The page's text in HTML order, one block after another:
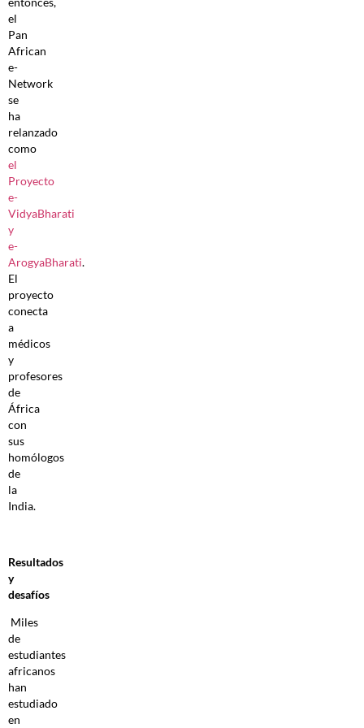
el
Pan
African
e-
Network
se
ha
relanzado
como
el
Proyecto
e-
VidyaBharati
y
e-
ArogyaBharati.
El
proyecto
conecta
a
médicos
y
profesores
de
África
con
sus
homólogos
de
la
India.
Resultados
y
desafíos
Miles
de
estudiantes
africanos
han
estudiado
en